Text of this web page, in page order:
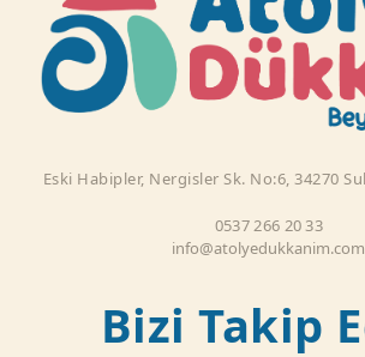
Eski Habipler, Nergisler Sk. No:6, 34270
0537 266 20 33
info@atolyedukkanim.com
Bizi Takip